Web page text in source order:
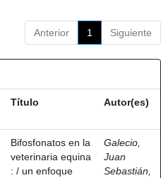
Anterior 1 Siguiente
Título Autor(es)
Bifosfonatos en la
veterinaria equina
: / un enfoque
Galecio,
Juan
Sebastián,